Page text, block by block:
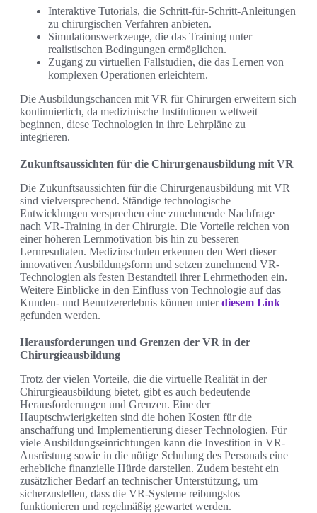
Interaktive Tutorials, die Schritt-für-Schritt-Anleitungen
zu chirurgischen Verfahren anbieten.
Simulationswerkzeuge, die das Training unter
realistischen Bedingungen ermöglichen.
Zugang zu virtuellen Fallstudien, die das Lernen von
komplexen Operationen erleichtern.
Die Ausbildungschancen mit VR für Chirurgen erweitern sich
kontinuierlich, da medizinische Institutionen weltweit
beginnen, diese Technologien in ihre Lehrpläne zu
integrieren.
Zukunftsaussichten für die Chirurgenausbildung mit VR
Die Zukunftsaussichten für die Chirurgenausbildung mit VR
sind vielversprechend. Ständige technologische
Entwicklungen versprechen eine zunehmende Nachfrage
nach VR-Training in der Chirurgie. Die Vorteile reichen von
einer höheren Lernmotivation bis hin zu besseren
Lernresultaten. Medizinschulen erkennen den Wert dieser
innovativen Ausbildungsform und setzen zunehmend VR-
Technologien als festen Bestandteil ihrer Lehrmethoden ein.
Weitere Einblicke in den Einfluss von Technologie auf das
Kunden- und Benutzererlebnis können unterdiesem Link
gefunden werden.
Herausforderungen und Grenzen der VR in der
Chirurgieausbildung
Trotz der vielen Vorteile, die die virtuelle Realität in der
Chirurgieausbildung bietet, gibt es auch bedeutende
Herausforderungen und Grenzen. Eine der
Hauptschwierigkeiten sind die hohen Kosten für die
anschaffung und Implementierung dieser Technologien. Für
viele Ausbildungseinrichtungen kann die Investition in VR-
Ausrüstung sowie in die nötige Schulung des Personals eine
erhebliche finanzielle Hürde darstellen. Zudem besteht ein
zusätzlicher Bedarf an technischer Unterstützung, um
sicherzustellen, dass die VR-Systeme reibungslos
funktionieren und regelmäßig gewartet werden.